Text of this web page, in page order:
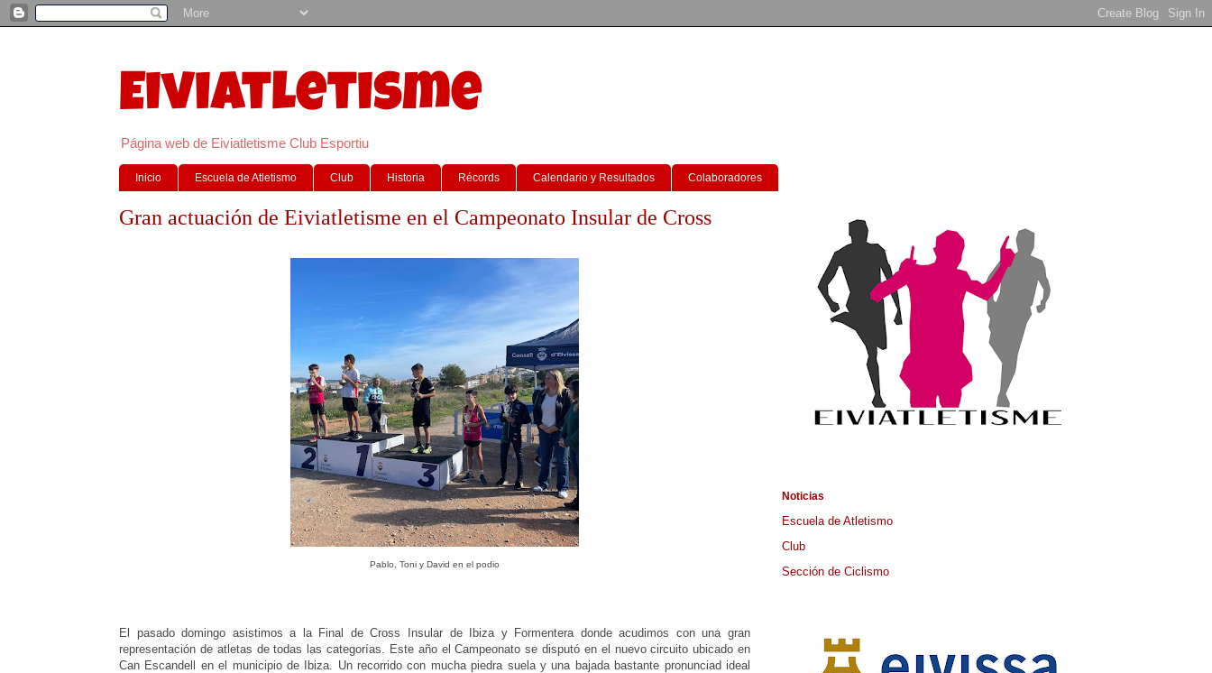
Eiviatletisme
Página web de Eiviatletisme Club Esportiu
Inicio Escuela de Atletismo Club Historia Récords Calendario y Resultados Colaboradores
Gran actuación de Eiviatletisme en el Campeonato Insular de Cross
Pablo, Toni y David en el podio
El pasado domingo asistimos a la Final de Cross Insular de Ibiza y Formentera donde acudimos con una gran
representación de atletas de todas las categorías. Este año el Campeonato se disputó en el nuevo circuito ubicado en
Can Escandell en el municipio de Ibiza. Un recorrido con mucha piedra suela y una bajada bastante pronunciad ideal
Noticias
Escuela de Atletismo
Club
Sección de Ciclismo